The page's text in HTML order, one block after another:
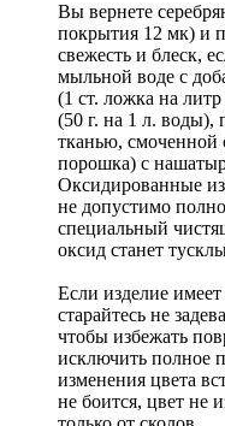
Вы вернете
покрытия 12 мк) и
свежесть и блеск,
мыльной воде с
(1 ст. ложка на
(50 г. на 1 л. воды),
тканью, смоченной
порошка) с
Оксидированные
не допустимо
специальный
оксид станет
Если изделие
старайтесь не
чтобы избежать
исключить полное
изменения цвета
не боится, цвет не